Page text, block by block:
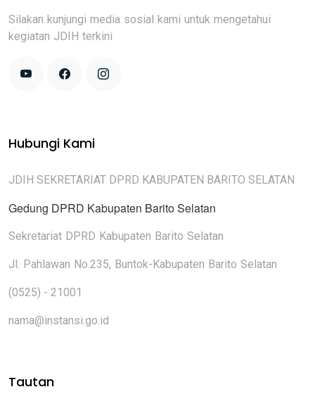
Silakan kunjungi media sosial kami untuk mengetahui
kegiatan JDIH terkini
Hubungi Kami
JDIH SEKRETARIAT DPRD KABUPATEN BARITO SELATAN
Gedung DPRD Kabupaten Barito Selatan
Sekretariat DPRD Kabupaten Barito Selatan
Jl. Pahlawan No.235, Buntok-Kabupaten Barito Selatan
(0525) - 21001
nama@instansi.go.id
Tautan